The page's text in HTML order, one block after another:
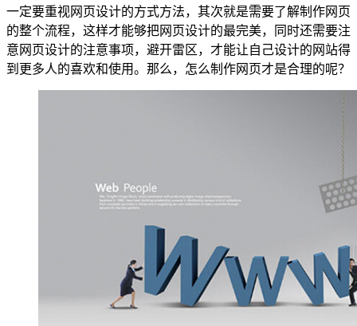
一定要重视网页设计的方式方法，其次就是需要了解制作网页
的整个流程，这样才能够把网页设计的最完美，同时还需要注
意网页设计的注意事项，避开雷区，才能让自己设计的网站得
到更多人的喜欢和使用。那么，怎么制作网页才是合理的呢？